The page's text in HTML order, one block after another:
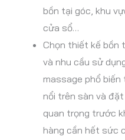
bồn tại góc, khu
cửa sổ…
Chọn thiết kế bồn
và nhu cầu sử
massage phổ
nổi trên sàn và
quan trọng trước
hàng cần hết sức